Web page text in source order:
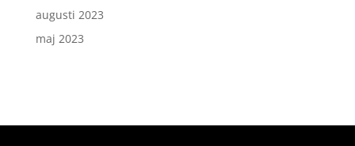
augusti 2023
maj 2023